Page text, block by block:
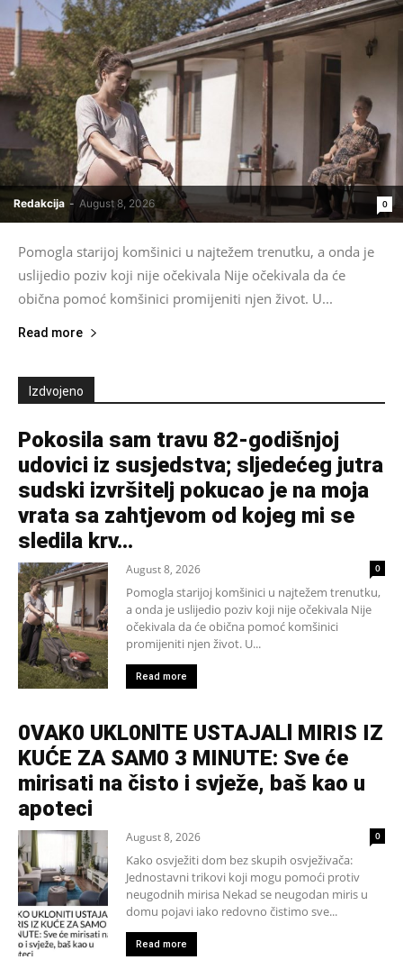
Redakcija - August 8, 2026 0
Pomogla starijoj komšinici u najtežem trenutku, a onda je
uslijedio poziv koji nije očekivala Nije očekivala da će
obična pomoć komšinici promijeniti njen život. U...
Read more
Izdvojeno
Pokosila sam travu 82-godišnjoj
udovici iz susjedstva; sljedećeg jutra
sudski izvršitelj pokucao je na moja
vrata sa zahtjevom od kojeg mi se
sledila krv...
August 8, 2026 0
Pomogla starijoj komšinici u najtežem trenutku,
a onda je uslijedio poziv koji nije očekivala Nije
očekivala da će obična pomoć komšinici
promijeniti njen život. U...
Read more
0VAK0 UKL0NlTE USTAJALl MIRIS IZ
KUĆE ZA SAM0 3 MINUTE: Sve će
mirisati na čisto i svježe, baš kao u
apoteci
August 8, 2026 0
Kako osvježiti dom bez skupih osvježivača:
Jednostavni trikovi koji mogu pomoći protiv
neugodnih mirisa Nekad se neugodan miris u
domu pojavi iako redovno čistimo sve...
Read more